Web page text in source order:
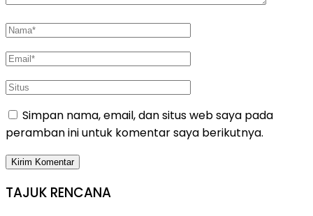
Simpan nama, email, dan situs web saya pada
peramban ini untuk komentar saya berikutnya.
TAJUK RENCANA